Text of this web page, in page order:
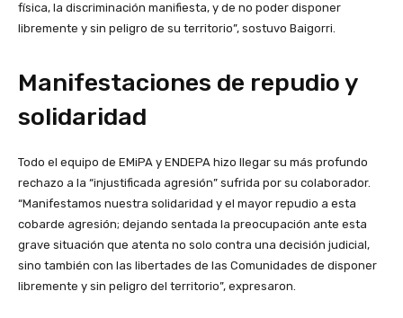
física, la discriminación manifiesta, y de no poder disponer
libremente y sin peligro de su territorio”, sostuvo Baigorri.
Manifestaciones de repudio y
solidaridad
Todo el equipo de EMiPA y ENDEPA hizo llegar su más profundo
rechazo a la “injustificada agresión” sufrida por su colaborador.
“Manifestamos nuestra solidaridad y el mayor repudio a esta
cobarde agresión; dejando sentada la preocupación ante esta
grave situación que atenta no solo contra una decisión judicial,
sino también con las libertades de las Comunidades de disponer
libremente y sin peligro del territorio”, expresaron.